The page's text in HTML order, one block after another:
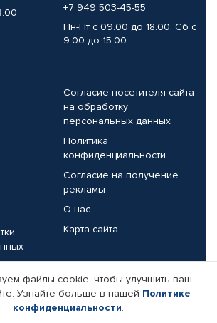
+7 949 503-45-55
Пн-Пт с 09.00 до 18.00, Сб с
9.00 до 15.00
Согласие посетителя сайта
на обработку
персональных данных
Политика
конфиденциальности
Согласие на получение
рекламы
О нас
Карта сайта
Реквизиты компании
файлы cookie, чтобы улучшить ваш
Узнайте больше в нашей Политике
конфиденциальности.